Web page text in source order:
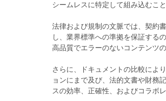
シームレスに特定して組み込むこ
法律および規制の文脈では、契約
し、業界標準への準拠を保証する
高品質でエラーのないコンテンツ
さらに、ドキュメントの比較によ
ョンにまで及び、法的文書や財務
スの効率、正確性、およびコラボ